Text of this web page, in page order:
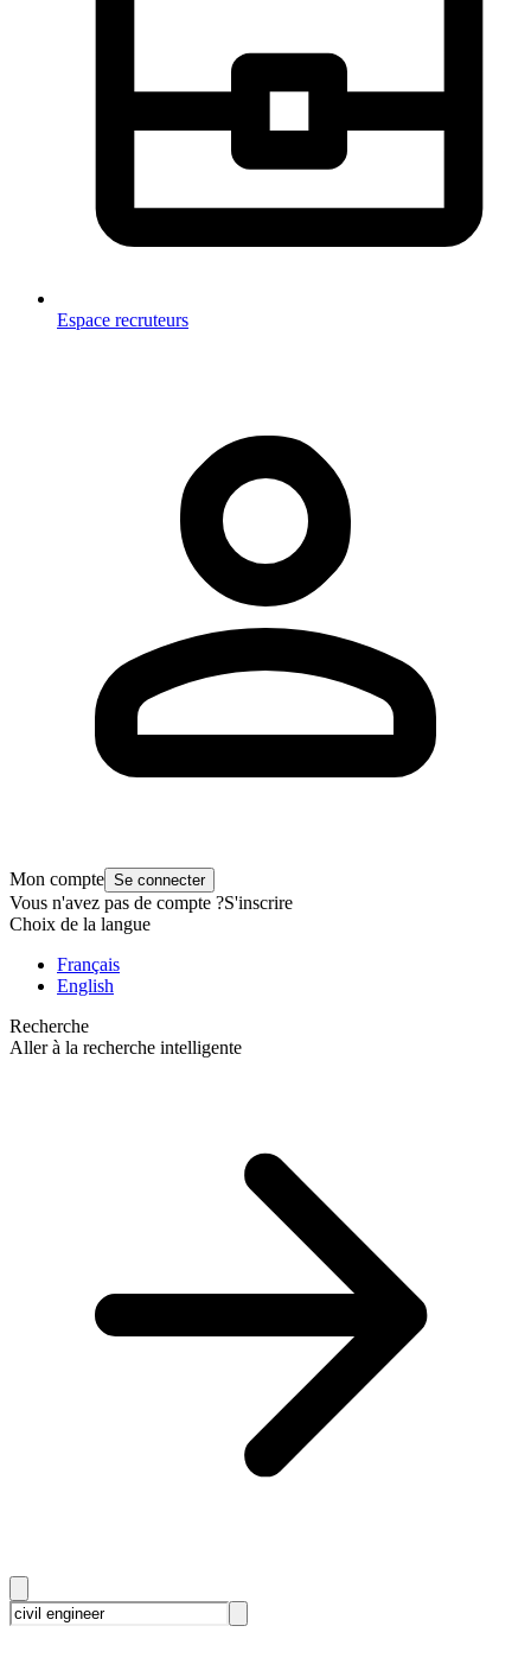
Espace recruteurs
Mon compte Se connecter
Vous n'avez pas de compte ?S'inscrire
Choix de la langue
Français
English
Recherche
Aller à la recherche intelligente